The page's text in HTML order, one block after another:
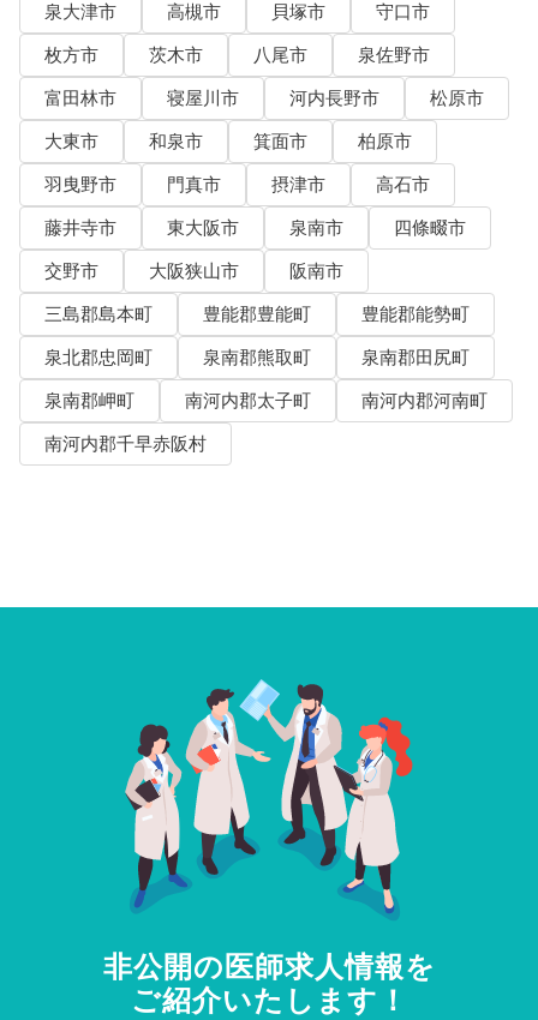
泉大津市
高槻市 貝塚市
守口市
枚方市
茨木市 八尾市
泉佐野市
富田林市
寝屋川市 河内長野市
松原市
大東市
和泉市 箕面市
柏原市
羽曳野市
門真市 摂津市
高石市
藤井寺市
東大阪市 泉南市
四條畷市
交野市
大阪狭山市
阪南市
三島郡島本町
豊能郡豊能町
豊能郡能勢町
泉北郡忠岡町
泉南郡熊取町
泉南郡田尻町
泉南郡岬町
南河内郡太子町
南河内郡河南町
南河内郡千早赤阪村
非公開の医師求人情報を
ご紹介いたします！